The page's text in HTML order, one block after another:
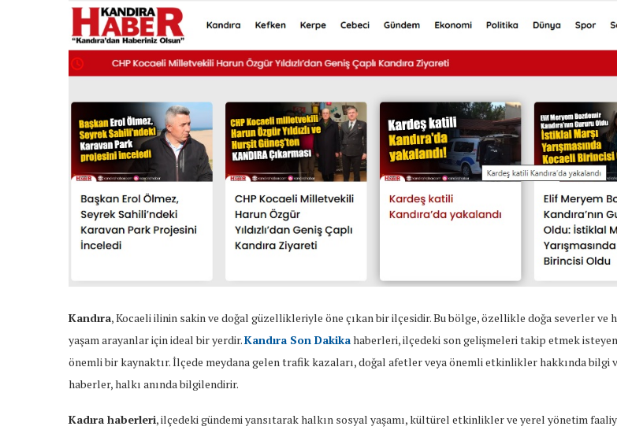
Kandıra, Kocaeli ilinin sakin ve doğal güzellikleriyle öne çıkan bir ilçesidir. Bu bölge, özellikle doğa severler ve
yaşam arayanlar için ideal bir yerdir.Kandıra Son Dakikahaberleri, ilçedeki son gelişmeleri takip etmek
önemli bir kaynaktır. İlçede meydana gelen trafik kazaları, doğal afetler veya önemli etkinlikler hakkında bilgi
haberler, halkı anında bilgilendirir.
Kadıra haberleri, ilçedeki gündemi yansıtarak halkın sosyal yaşamı, kültürel etkinlikler ve yerel yönetim